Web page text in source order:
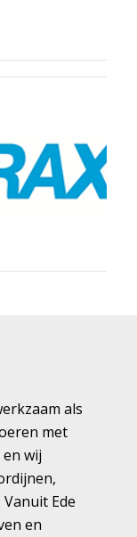
als
met
wij
Ede
en